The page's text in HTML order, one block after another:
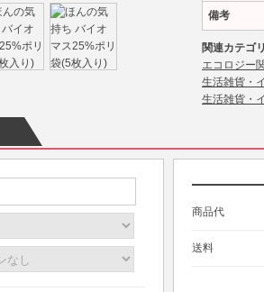
備考
関連カテゴ
エコロジー
生活雑貨・
生活雑貨・
商品代
送料